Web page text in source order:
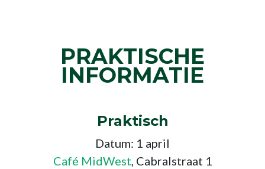
PRAKTISCHE
INFORMATIE
Praktisch
Datum: 1 april
Café MidWest, Cabralstraat 1